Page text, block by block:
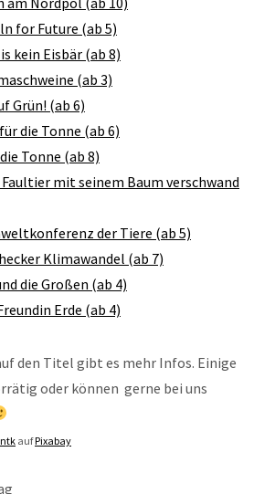
for Future (ab 5)
kein Eisbär (ab 8)
(ab 3)
Grün! (ab 6)
die Tonne (ab 6)
Tonne (ab 8)
Faultier mit seinem Baum verschwand
der Tiere (ab 5)
Klimawandel (ab 7)
die Großen (ab 4)
Erde (ab 4)
den Titel gibt es mehr Infos. Einige
oder können gerne bei uns
aufPixabay